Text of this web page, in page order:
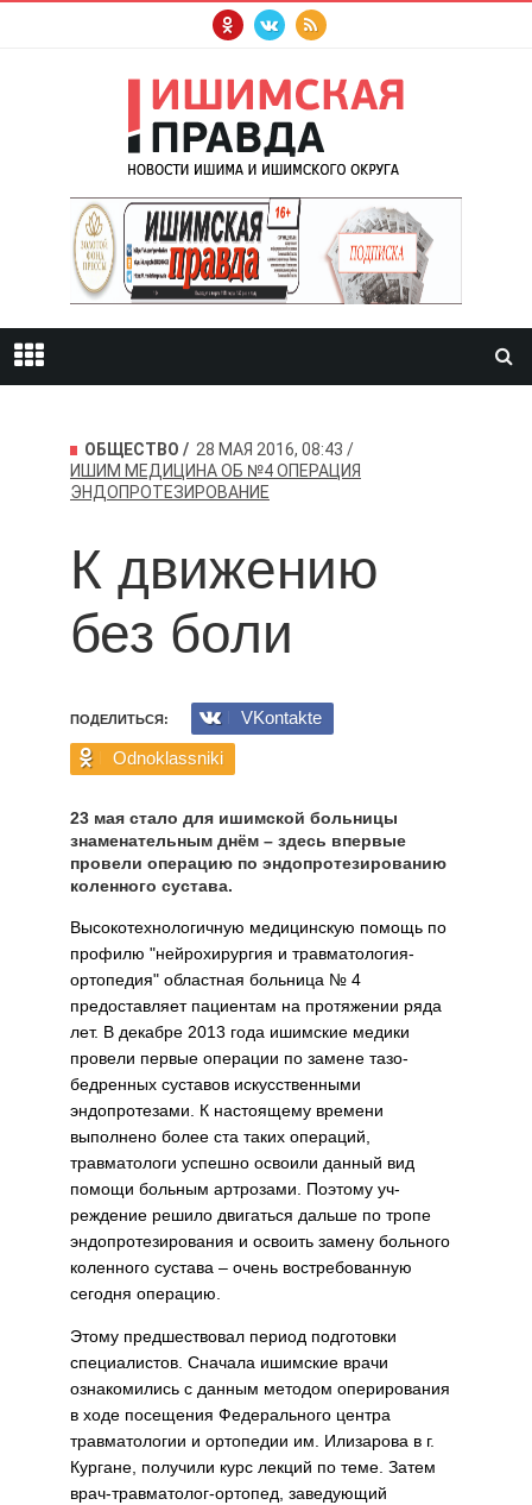
ОБЩЕСТВО
28 МАЯ 2016, 08:43
ИШИМ МЕДИЦИНАОБ №4ОПЕРАЦИЯ
ЭНДОПРОТЕЗИРО­ВАНИЕ
К движению
без боли
ПОДЕЛИТЬСЯ:
VKontakte
Odnoklassniki
23 мая стало для ишимской больницы
знаменательным днём – здесь впервые
провели операцию по эндопротезированию
коленного сустава.
Высокотехнологичную меди­цинскую помощь по
профилю "нейрохирургия и травматология-
ортопедия" областная больница № 4
предоставляет пациентам на протяжении ряда
лет. В декабре 2013 года ишимские медики
прове­ли первые операции по замене тазо­
бедренных суставов искусственны­ми
эндопротезами. К настоящему времени
выполнено более ста таких операций,
травматологи успеш­но освоили данный вид
помощи больным артрозами. Поэтому уч­
реждение решило двигаться дальше по тропе
эндопротезирования и освоить замену больного
коленного сустава – очень востребованную
сегодня операцию.
Этому предшествовал период подготовки
специалистов. Снача­ла ишимские врачи
ознакомились с данным методом оперирования
в ходе посещения Федерального центра
травматологии и ортопе­дии им. Илизарова в г.
Кургане, получили курс лекций по теме. Затем
врач-травматолог-ортопед, заведующий